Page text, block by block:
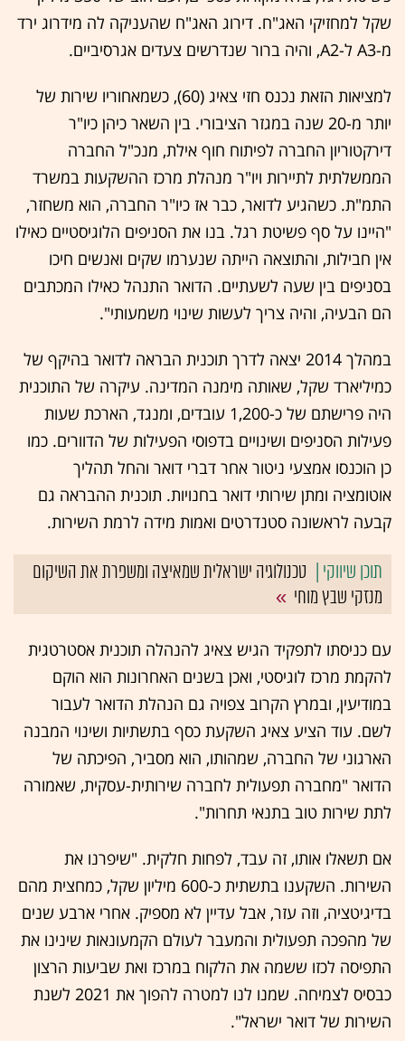
שקל למחזיקי האג"ח. דירוג האג"ח שהעניקה לה מידרוג ירד
מ-A3 ל-A2, והיה ברור שנדרשים צעדים אגרסיביים.
למציאות הזאת נכנס חזי צאיג (60), כשמאחוריו שירות של
יותר מ-20 שנה במגזר הציבורי. בין השאר כיהן כיו"ר
דירקטוריון החברה לפיתוח חוף אילת, מנכ"ל החברה
הממשלתית לתיירות ויו"ר מנהלת מרכז ההשקעות במשרד
התמ"ת. כשהגיע לדואר, כבר אז כיו"ר החברה, הוא משחזר,
"היינו על סף פשיטת רגל. בנו את הסניפים הלוגיסטיים כאילו
אין חבילות, והתוצאה הייתה שנערמו שקים ואנשים חיכו
בסניפים בין שעה לשעתיים. הדואר התנהל כאילו המכתבים
הם הבעיה, והיה צריך לעשות שינוי משמעותי".
במהלך 2014 יצאה לדרך תוכנית הבראה לדואר בהיקף של
כמיליארד שקל, שאותה מימנה המדינה. עיקרה של התוכנית
היה פרישתם של כ-1,200 עובדים, ומנגד, הארכת שעות
פעילות הסניפים ושינויים בדפוסי הפעילות של הדוורים. כמו
כן הוכנסו אמצעי ניטור אחר דברי דואר והחל תהליך
אוטומציה ומתן שירותי דואר בחנויות. תוכנית ההבראה גם
קבעה לראשונה סטנדרטים ואמות מידה לרמת השירות.
טכנולוגיה ישראלית שמאיצה ומשפרת את השיקום
מנזקי שבץ מוחי
עם כניסתו לתפקיד הגיש צאיג להנהלה תוכנית אסטרטגית
להקמת מרכז לוגיסטי, ואכן בשנים האחרונות הוא הוקם
במודיעין, ובמרץ הקרוב צפויה גם הנהלת הדואר לעבור
לשם. עוד הציע צאיג השקעת כסף בתשתיות ושינוי המבנה
הארגוני של החברה, שמהותו, הוא מסביר, הפיכתה של
הדואר "מחברה תפעולית לחברה שירותית-עסקית, שאמורה
לתת שירות טוב בתנאי תחרות".
אם תשאלו אותו, זה עבד, לפחות חלקית. "שיפרנו את
השירות. השקענו בתשתית כ-600 מיליון שקל, כמחצית מהם
בדיגיטציה, וזה עזר, אבל עדיין לא מספיק. אחרי ארבע שנים
של מהפכה תפעולית והמעבר לעולם הקמעונאות שינינו את
התפיסה לכזו ששמה את הלקוח במרכז ואת שביעות הרצון
כבסיס לצמיחה. שמנו לנו למטרה להפוך את 2021 לשנת
השירות של דואר ישראל".